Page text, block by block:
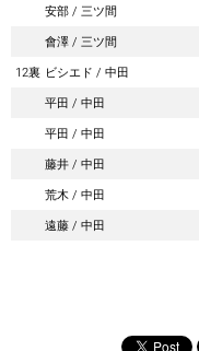
安部
三ツ間
會澤
三ツ間
12裏 ビシエド 中田
平田
中田
平田
中田
藤井
中田
荒木
中田
遠藤
中田